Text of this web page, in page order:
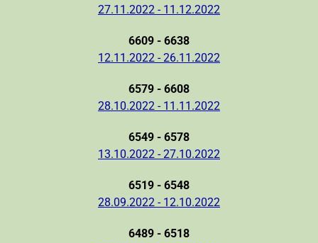
27.11.2022 - 11.12.2022
6609 - 6638
12.11.2022 - 26.11.2022
6579 - 6608
28.10.2022 - 11.11.2022
6549 - 6578
13.10.2022 - 27.10.2022
6519 - 6548
28.09.2022 - 12.10.2022
6489 - 6518